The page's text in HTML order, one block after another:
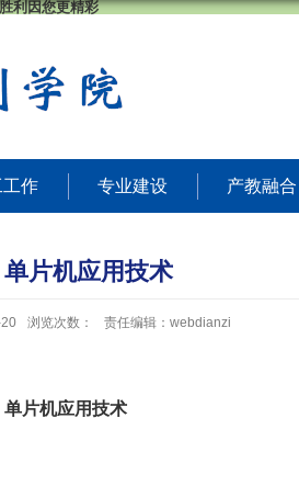
利因您更精彩
工作 专业建设 产教融合
片机应用技术
浏览次数： 责任编辑：webdianzi
片机应用技术